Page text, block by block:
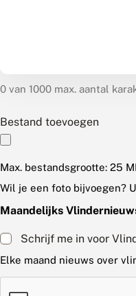
0 van 1000 max. aantal
Bestand toevoegen
Max. bestandsgrootte: 25
Wil je een foto bijvoegen?
Maandelijks
Schrijf me in voor
Elke maand nieuws over
C